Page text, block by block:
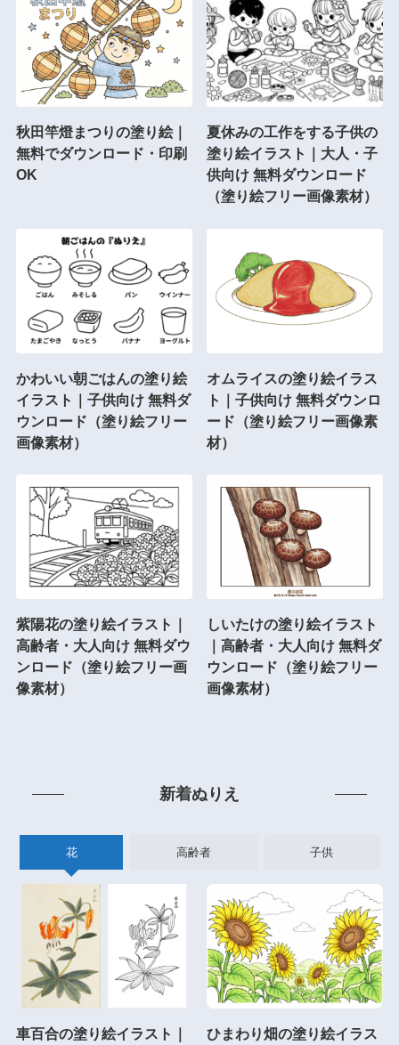
秋田竿燈まつりの塗り絵｜
無料でダウンロード・印刷
OK
夏休みの工作をする子供の
塗り絵イラスト｜大人・子
供向け 無料ダウンロード
（塗り絵フリー画像素材）
かわいい朝ごはんの塗り絵
イラスト｜子供向け 無料ダ
ウンロード（塗り絵フリー
画像素材）
オムライスの塗り絵イラス
ト｜子供向け 無料ダウンロ
ード（塗り絵フリー画像素
材）
紫陽花の塗り絵イラスト｜
高齢者・大人向け 無料ダウ
ンロード（塗り絵フリー画
像素材）
しいたけの塗り絵イラスト
｜高齢者・大人向け 無料ダ
ウンロード（塗り絵フリー
画像素材）
新着ぬりえ
花 高齢者 子供
車百合の塗り絵イラスト｜
ひまわり畑の塗り絵イラス